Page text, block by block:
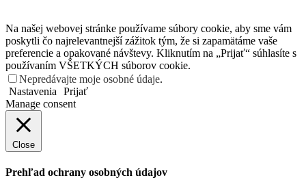
Na našej webovej stránke používame súbory cookie, aby sme vám
poskytli čo najrelevantnejší zážitok tým, že si zapamätáme vaše
preferencie a opakované návštevy. Kliknutím na „Prijať“ súhlasíte s
používaním VŠETKÝCH súborov cookie.
Nepredávajte moje osobné údaje.
Nastavenia
Prijať
Manage consent
Close
Prehľad ochrany osobných údajov